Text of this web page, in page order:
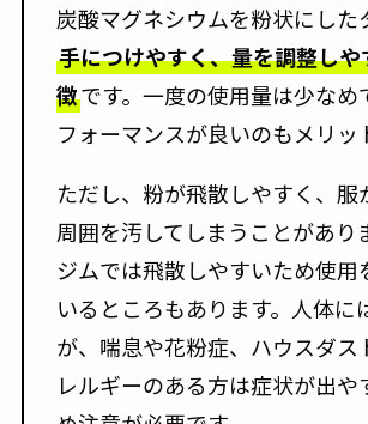
炭酸マグネシウムを粉状にした
手につけやすく、量を調整し
徴です。一度の使用量は少なめ
フォーマンスが良いのもメリッ
ただし、粉が飛散しやすく、服
周囲を汚してしまうことがあり
ジムでは飛散しやすいため使用
いるところもあります。人体に
が、喘息や花粉症、ハウスダス
レルギーのある方は症状が出や